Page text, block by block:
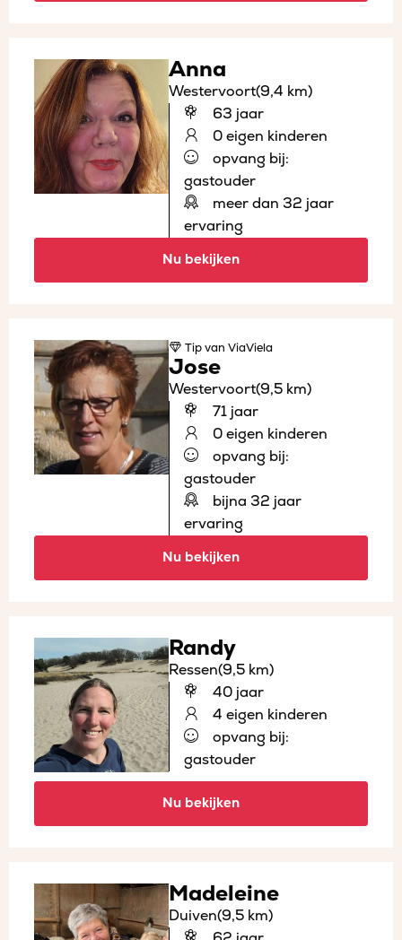
Anna
Westervoort(9,4 km)
63 jaar
0 eigen kinderen
opvang bij:
gastouder
meer dan 32 jaar
ervaring
Nu bekijken
Tipvan ViaViela
Jose
Westervoort(9,5 km)
71 jaar
0 eigen kinderen
opvang bij:
gastouder
bijna 32 jaar
ervaring
Nu bekijken
Randy
Ressen(9,5 km)
40 jaar
4 eigen kinderen
opvang bij:
gastouder
Nu bekijken
Madeleine
Duiven(9,5 km)